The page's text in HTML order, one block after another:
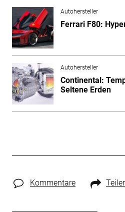
Autohersteller
Ferrari F80:
Autohersteller
Continental:
Seltene Erden
Kommentare